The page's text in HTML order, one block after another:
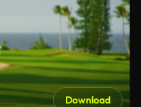
Download